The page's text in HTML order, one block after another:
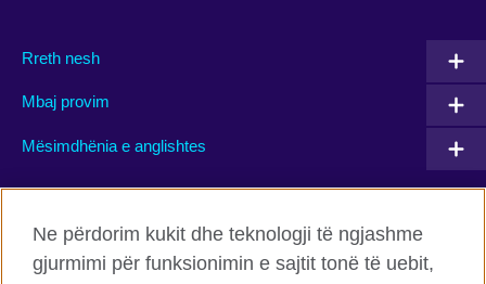
Rreth nesh
Mbaj provim
Mësimdhënia e anglishtes
Facebook Twitter
Ne përdorim kukit dhe teknologji të ngjashme
gjurmimi për funksionimin e sajtit tonë të uebit,